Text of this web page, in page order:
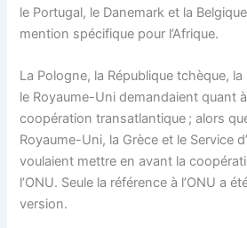
le Portugal, le Danemark et la
mention spécifique pour l’Afrique.
La Pologne, la République tchèque, la
le Royaume-Uni demandaient quant
coopération transatlantique ; alors
Royaume-Uni, la Grèce et le Service
voulaient mettre en avant la
l’ONU. Seule la référence à l’ONU a
version.